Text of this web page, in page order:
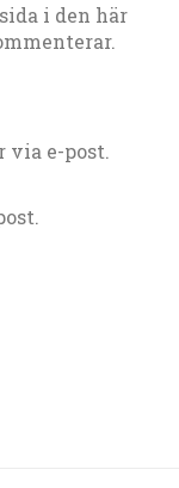
i den här
via e-post.